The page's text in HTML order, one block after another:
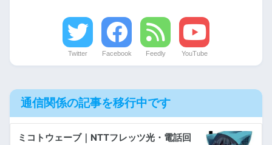
Twitter Facebook Feedly YouTube
通信関係の記事を移行中です